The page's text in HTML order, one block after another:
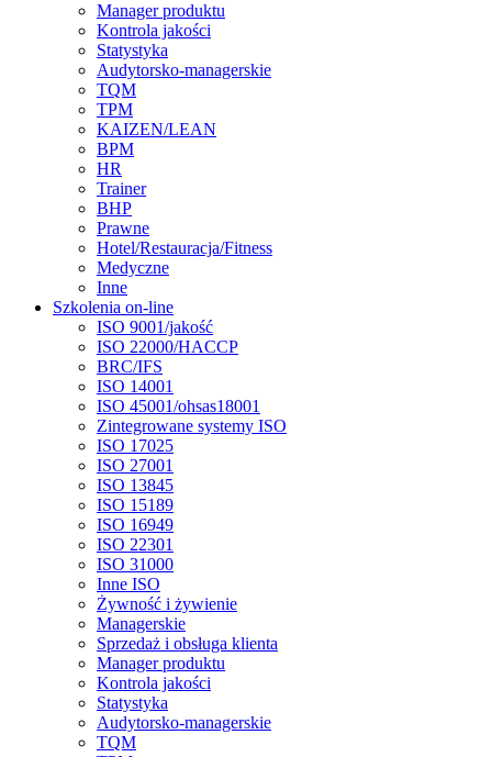
Manager produktu
Kontrola jakości
Statystyka
Audytorsko-managerskie
TQM
TPM
KAIZEN/LEAN
BPM
HR
Trainer
BHP
Prawne
Hotel/Restauracja/Fitness
Medyczne
Inne
Szkolenia on-line
ISO 9001/jakość
ISO 22000/HACCP
BRC/IFS
ISO 14001
ISO 45001/ohsas18001
Zintegrowane systemy ISO
ISO 17025
ISO 27001
ISO 13845
ISO 15189
ISO 16949
ISO 22301
ISO 31000
Inne ISO
Żywność i żywienie
Managerskie
Sprzedaż i obsługa klienta
Manager produktu
Kontrola jakości
Statystyka
Audytorsko-managerskie
TQM